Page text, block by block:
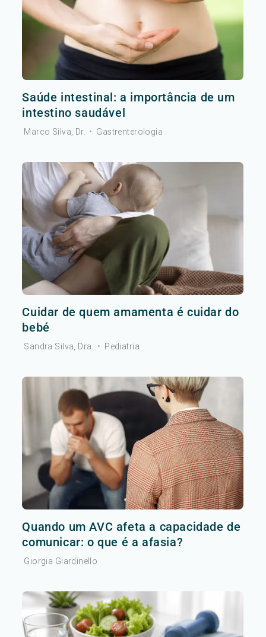
Saúde intestinal: a importância de um
intestino saudável
Marco Silva, Dr. • Gastrenterologia
Cuidar de quem amamenta é cuidar do
bebé
Sandra Silva, Dra. • Pediatria
Quando um AVC afeta a capacidade de
comunicar: o que é a afasia?
Giorgia Giardinello